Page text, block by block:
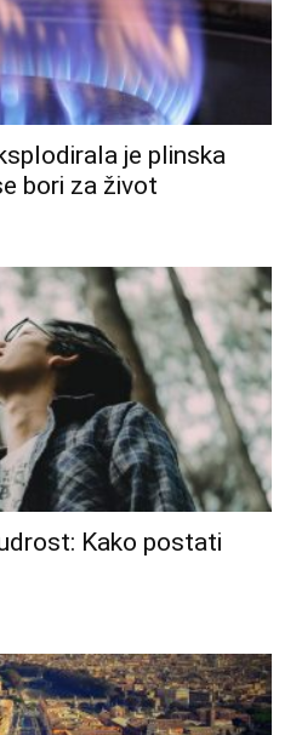
je plinska
bori za život
Kako postati